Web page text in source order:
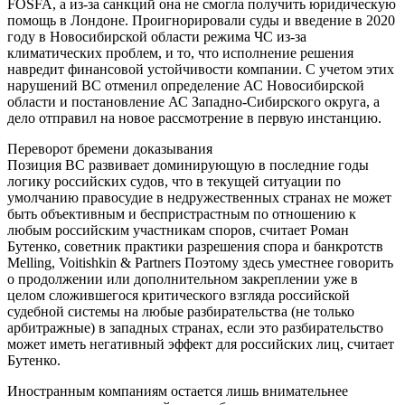
FOSFA, а из-за санкций она не смогла получить юридическую
помощь в Лондоне. Проигнорировали суды и введение в 2020
году в Новосибирской области режима ЧС из-за
климатических проблем, и то, что исполнение решения
навредит финансовой устойчивости компании. С учетом этих
нарушений ВС отменил определение АС Новосибирской
области и постановление АС Западно-Сибирского округа, а
дело отправил на новое рассмотрение в первую инстанцию.
Переворот бремени доказывания
Позиция ВС развивает доминирующую в последние годы
логику российских судов, что в текущей ситуации по
умолчанию правосудие в недружественных странах не может
быть объективным и беспристрастным по отношению к
любым российским участникам споров, считает Роман
Бутенко, советник практики разрешения спора и банкротств
Melling, Voitishkin & Partners Поэтому здесь уместнее говорить
о продолжении или дополнительном закреплении уже в
целом сложившегося критического взгляда российской
судебной системы на любые разбирательства (не только
арбитражные) в западных странах, если это разбирательство
может иметь негативный эффект для российских лиц, считает
Бутенко.
Иностранным компаниям остается лишь внимательнее